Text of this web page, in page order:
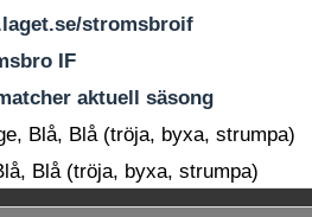
stromsbroif
IF
aktuell säsong
Blå, Blå (tröja, byxa, strumpa)
Blå (tröja, byxa, strumpa)